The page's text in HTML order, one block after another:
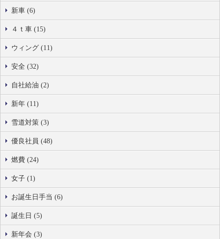
新車 (6)
４ｔ車 (15)
ウィング (11)
安全 (32)
自社給油 (2)
新年 (11)
雪道対策 (3)
優良社員 (48)
燃費 (24)
女子 (1)
お誕生日手当 (6)
誕生日 (5)
新年会 (3)